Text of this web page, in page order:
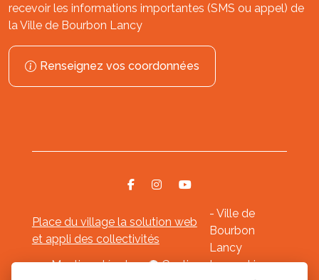
recevoir les informations importantes (SMS ou appel) de
la Ville de Bourbon Lancy
Renseignez vos coordonnées
Place du village la solution web
et appli des collectivités
- Ville de
Bourbon
Lancy
Mentions légales- Gestion des cookies